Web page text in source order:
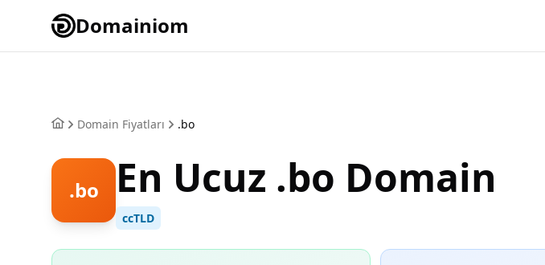
Domainiom
Domain Fiyatları .bo
.bo En Ucuz .bo Domain
ccTLD